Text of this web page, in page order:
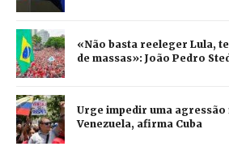
«Não basta reeleger Lula,
de massas»: João Pedro
Urge impedir uma agressão
Venezuela, afirma Cuba